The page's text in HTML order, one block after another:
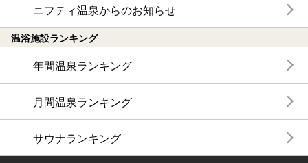
ニフティ温泉からのお知らせ
温浴施設ランキング
年間温泉ランキング
月間温泉ランキング
サウナランキング